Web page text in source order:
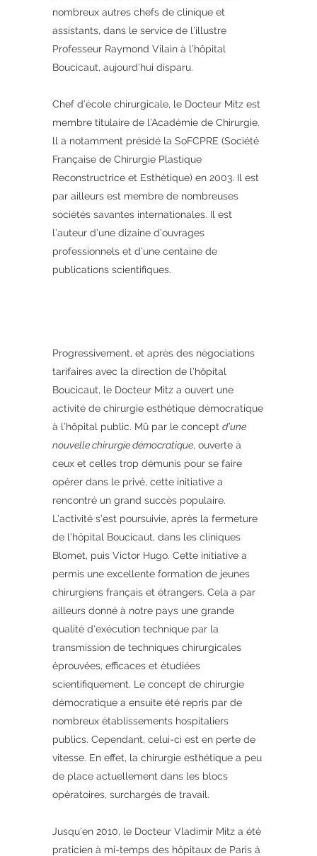
nombreux autres chefs de clinique et
assistants, dans le service de l’illustre
Professeur Raymond Vilain à l’hôpital
Boucicaut, aujourd’hui disparu.
Chef d’école chirurgicale, le Docteur Mitz est
membre titulaire de l’Académie de Chirurgie.
ll a notamment présidé la SoFCPRE (Société
Française de Chirurgie Plastique
Reconstructrice et Esthétique) en 2003. Il est
par ailleurs est membre de nombreuses
sociétés savantes internationales. Il est
l’auteur d’une dizaine d’ouvrages
professionnels et d’une centaine de
publications scientifiques.
Progressivement, et après des négociations
tarifaires avec la direction de l’hôpital
Boucicaut, le Docteur Mitz a ouvert une
activité de chirurgie esthétique démocratique
à l’hôpital public. Mû par le concept d’une
nouvelle chirurgie démocratique, ouverte à
ceux et celles trop démunis pour se faire
opérer dans le privé, cette initiative a
rencontré un grand succès populaire.
L’activité s’est poursuivie, après la fermeture
de l’hôpital Boucicaut, dans les cliniques
Blomet, puis Victor Hugo. Cette initiative a
permis une excellente formation de jeunes
chirurgiens français et étrangers. Cela a par
ailleurs donné à notre pays une grande
qualité d’exécution technique par la
transmission de techniques chirurgicales
éprouvées, efficaces et étudiées
scientifiquement. Le concept de chirurgie
démocratique a ensuite été repris par de
nombreux établissements hospitaliers
publics. Cependant, celui-ci est en perte de
vitesse. En effet, la chirurgie esthétique a peu
de place actuellement dans les blocs
opératoires, surchargés de travail.
Jusqu’en 2010, le Docteur Vladimir Mitz a été
praticien à mi-temps des hôpitaux de Paris à